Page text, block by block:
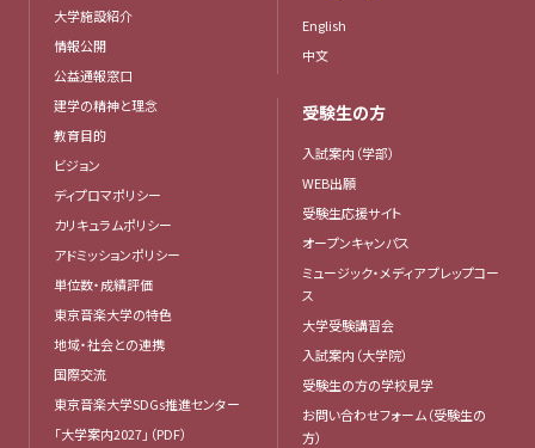
大学施設紹介
情報公開
公益通報窓口
建学の精神と理念
教育目的
ビジョン
ディプロマポリシー
カリキュラムポリシー
アドミッションポリシー
単位数・成績評価
東京音楽大学の特色
地域・社会との連携
国際交流
東京音楽大学SDGs推進センター
「大学案内2027」（PDF）
English
中文
受験生の方
入試案内（学部）
WEB出願
受験生応援サイト
オープンキャンパス
ミュージック・メディア プレップコー
ス
大学受験講習会
入試案内（大学院）
受験生の方の学校見学
お問い合わせフォーム（受験生の
方）